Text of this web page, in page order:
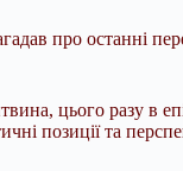
про останні
цього разу в
позиції та